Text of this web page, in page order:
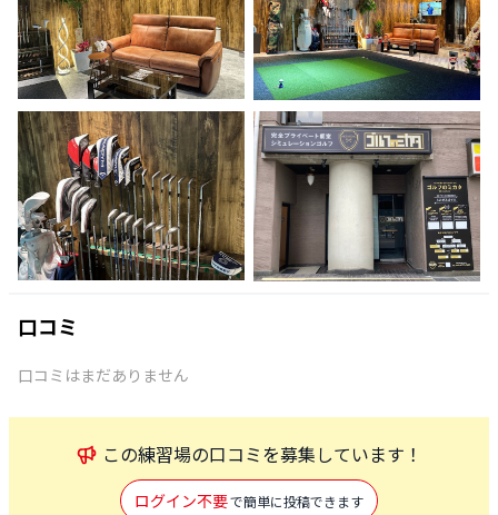
口コミ
口コミはまだありません
この練習場の口コミを募集しています！
ログイン不要で簡単に投稿できます